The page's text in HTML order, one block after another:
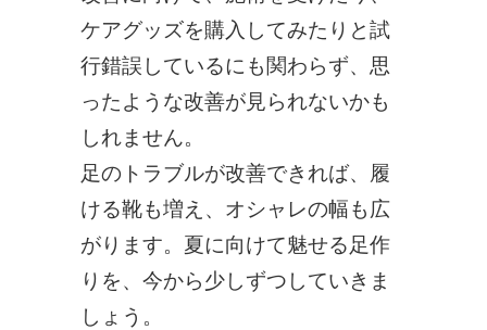
ケアグッズを購入してみたりと試
行錯誤しているにも関わらず、思
ったような改善が見られないかも
しれません。
足のトラブルが改善できれば、履
ける靴も増え、オシャレの幅も広
がります。 夏に向けて魅せる足作
りを、今から少しずつしていきま
しょう。